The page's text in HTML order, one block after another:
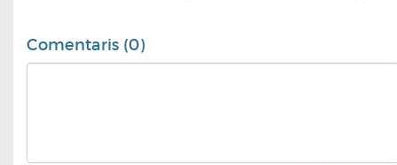
Comentaris (0)